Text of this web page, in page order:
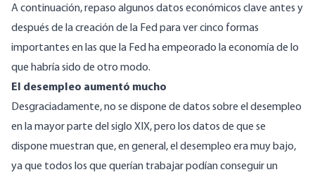
A continuación, repaso algunos datos económicos clave antes y
después de la creación de la Fed para ver cinco formas
importantes en las que la Fed ha empeorado la economía de lo
que habría sido de otro modo.
El desempleo aumentó mucho
Desgraciadamente, no se dispone de datos sobre el desempleo
en la mayor parte del siglo XIX, pero los datos de que se
dispone muestran que, en general, el desempleo era muy bajo,
ya que todos los que querían trabajar podían conseguir un